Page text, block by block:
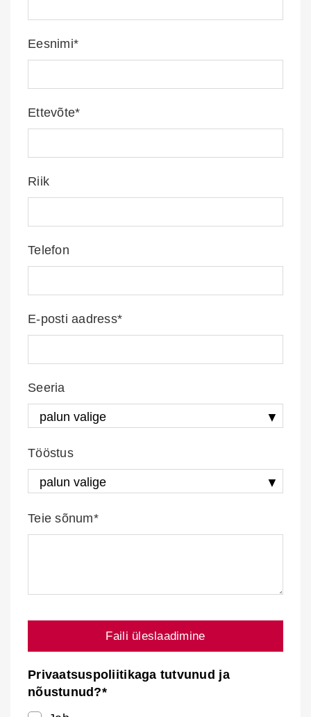
Eesnimi*
Ettevõte*
Riik
Telefon
E-posti aadress*
Seeria
Tööstus
Teie sõnum*
Faili üleslaadimine
Privaatsuspoliitikaga tutvunud ja
nõustunud?*